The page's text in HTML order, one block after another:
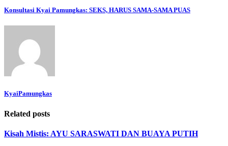
Konsultasi Kyai Pamungkas: SEKS, HARUS SAMA-SAMA PUAS
KyaiPamungkas
Related posts
Kisah Mistis: AYU SARASWATI DAN BUAYA PUTIH